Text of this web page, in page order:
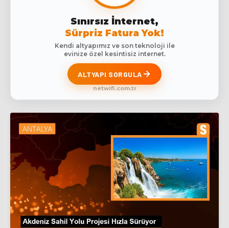
Sınırsız İnternet,
Sürpriz Fatura Yok!
Kendi altyapımız ve son teknoloji ile
evinize özel kesintisiz internet.
ALTYAPI SORGULA
netwifi.com.tr